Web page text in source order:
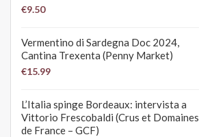
€9.50
Vermentino di Sardegna Doc 2024,
Cantina Trexenta (Penny Market)
€15.99
L’Italia spinge Bordeaux: intervista a
Vittorio Frescobaldi (Crus et Domaines
de France – GCF)